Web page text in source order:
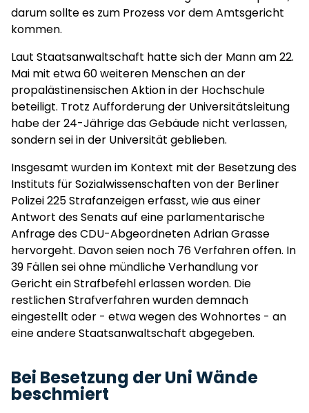
darum sollte es zum Prozess vor dem Amtsgericht
kommen.
Laut Staatsanwaltschaft hatte sich der Mann am 22.
Mai mit etwa 60 weiteren Menschen an der
propalästinensischen Aktion in der Hochschule
beteiligt. Trotz Aufforderung der Universitätsleitung
habe der 24-Jährige das Gebäude nicht verlassen,
sondern sei in der Universität geblieben.
Insgesamt wurden im Kontext mit der Besetzung des
Instituts für Sozialwissenschaften von der Berliner
Polizei 225 Strafanzeigen erfasst, wie aus einer
Antwort des Senats auf eine parlamentarische
Anfrage des CDU-Abgeordneten Adrian Grasse
hervorgeht. Davon seien noch 76 Verfahren offen. In
39 Fällen sei ohne mündliche Verhandlung vor
Gericht ein Strafbefehl erlassen worden. Die
restlichen Strafverfahren wurden demnach
eingestellt oder - etwa wegen des Wohnortes - an
eine andere Staatsanwaltschaft abgegeben.
Bei Besetzung der Uni Wände
beschmiert